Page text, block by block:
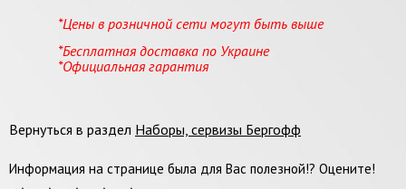
*Цены в розничной сети могут быть выше
*Бесплатная доставка по Украине
*Официальная гарантия
Вернуться в раздел Наборы, сервизы Бергофф
Информация на странице была для Вас полезной!? Оцените!